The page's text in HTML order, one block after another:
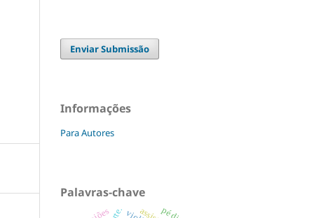
Enviar Submissão
Informações
Para Autores
Palavras-chave